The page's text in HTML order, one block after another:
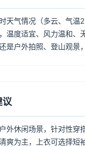
天气情况（多云、气
温度适宜、风力温和
是户外拍照、登山观景
议
外休闲场景，针对性穿
爽为主，上衣可选择